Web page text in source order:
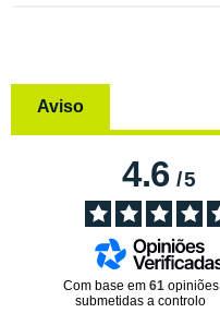
Aviso
4.6/5
Com base em 61 opiniões
submetidas a controlo